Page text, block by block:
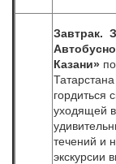
Завтрак.
Казани»
гордиться
уходящей
течений и
экскурсии